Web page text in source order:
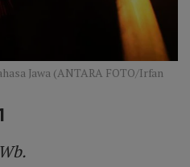
Jawa (ANTARA FOTO/Irfan